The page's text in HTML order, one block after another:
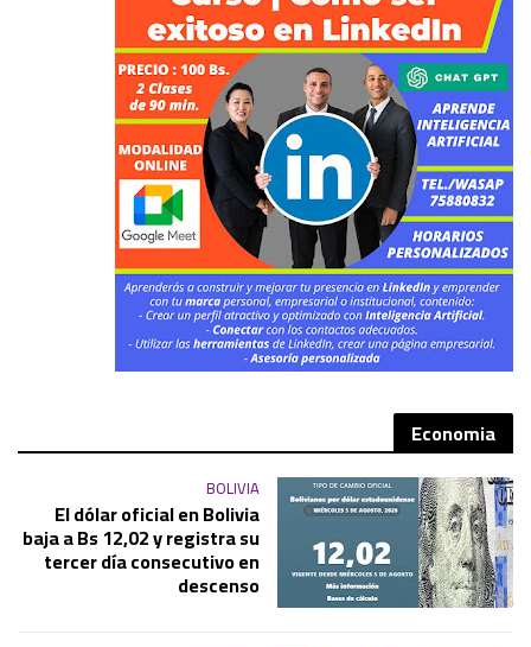
Economia
BOLIVIA
El dólar oficial en Bolivia
baja a Bs 12,02 y registra su
tercer día consecutivo en
descenso